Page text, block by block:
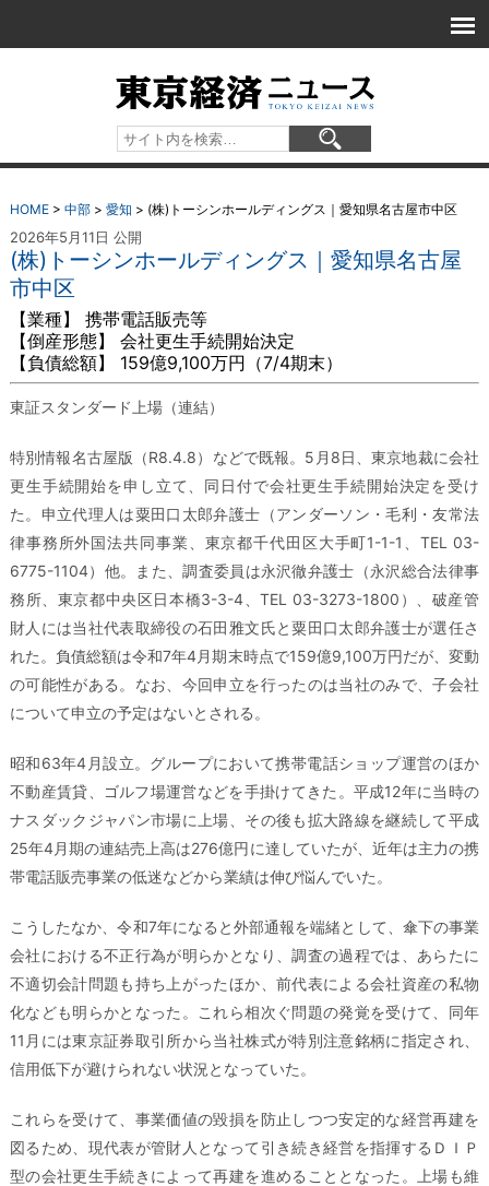
HOME> 中部> 愛知 > (株)トーシンホールディングス｜愛知県名古屋市中区
2026年5月11日 公開
(株)トーシンホールディングス｜愛知県名古屋
市中区
【業種】 携帯電話販売等
【倒産形態】 会社更生手続開始決定
【負債総額】 159億9,100万円（7/4期末）
東証スタンダード上場（連結）
特別情報名古屋版（R8.4.8）などで既報。5月8日、東京地裁に会社
更生手続開始を申し立て、同日付で会社更生手続開始決定を受け
た。申立代理人は粟田口太郎弁護士（アンダーソン・毛利・友常法
律事務所外国法共同事業、東京都千代田区大手町1-1-1、TEL 03-
6775-1104）他。また、調査委員は永沢徹弁護士（永沢総合法律事
務所、東京都中央区日本橋3-3-4、TEL 03-3273-1800）、破産管
財人には当社代表取締役の石田雅文氏と粟田口太郎弁護士が選任さ
れた。負債総額は令和7年4月期末時点で159億9,100万円だが、変動
の可能性がある。なお、今回申立を行ったのは当社のみで、子会社
について申立の予定はないとされる。
昭和63年4月設立。グループにおいて携帯電話ショップ運営のほか
不動産賃貸、ゴルフ場運営などを手掛けてきた。平成12年に当時の
ナスダックジャパン市場に上場、その後も拡大路線を継続して平成
25年4月期の連結売上高は276億円に達していたが、近年は主力の携
帯電話販売事業の低迷などから業績は伸び悩んでいた。
こうしたなか、令和7年になると外部通報を端緒として、傘下の事業
会社における不正行為が明らかとなり、調査の過程では、あらたに
不適切会計問題も持ち上がったほか、前代表による会社資産の私物
化なども明らかとなった。これら相次ぐ問題の発覚を受けて、同年
11月には東京証券取引所から当社株式が特別注意銘柄に指定され、
信用低下が避けられない状況となっていた。
これらを受けて、事業価値の毀損を防止しつつ安定的な経営再建を
図るため、現代表が管財人となって引き続き経営を指揮するＤＩＰ
型の会社更生手続きによって再建を進めることとなった。上場も維